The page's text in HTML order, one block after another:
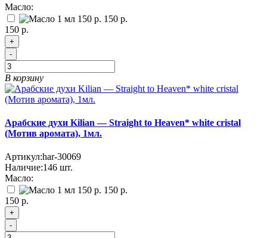
Масло:
150 р.
150 р.
+
-
В корзину
Арабские духи Kilian — Straight to Heaven* white cristal
(Мотив аромата), 1мл.
Артикул:har-30069
Наличие:146 шт.
Масло:
150 р.
150 р.
+
-